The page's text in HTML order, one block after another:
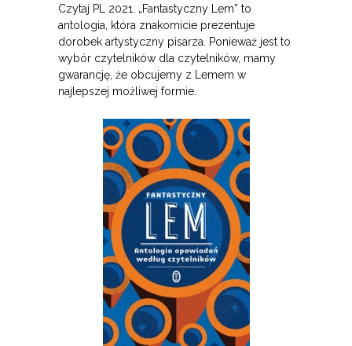
Czytaj PL 2021. „Fantastyczny Lem” to
antologia, która znakomicie prezentuje
dorobek artystyczny pisarza. Ponieważ jest to
wybór czytelników dla czytelników, mamy
gwarancję, że obcujemy z Lemem w
najlepszej możliwej formie.